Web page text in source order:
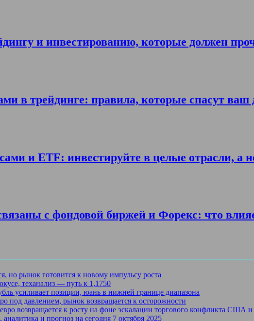
и инвестированию, которые должен
в трейдинге: правила, которые спасут ваш
и ETF: инвестируйте в целые отрасли, а
с фондовой биржей и Форекс: что
но рынок готовится к новому импульсу роста
теханализ — путь к 1,1750
усиливает позиции, юань в нижней границе диапазона
под давлением, рынок возвращается к осторожности
возвращается к росту на фоне эскалации торгового конфликта США
и прогноз на сегодня 7 октября 2025